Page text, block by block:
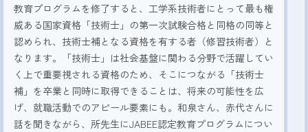
北海学園大学 アクセス お問い合わせ
教育プログラムを修了すると、工学系技術者にとって最も権
威ある国家資格「技術士」の第一次試験合格と同格の同等と
認められ、技術士補となる資格を有する者（修習技術者）と
なります。「技術士」は社会基盤に関わる分野で活躍してい
く上で重要視される資格のため、そこにつながる「技術士
補」を卒業と同時に取得できることは、将来の可能性を広
げ、就職活動でのアピール要素にも。和泉さん、赤代さんに
話を聞きながら、所先生にJABEE認定教育プログラムについ